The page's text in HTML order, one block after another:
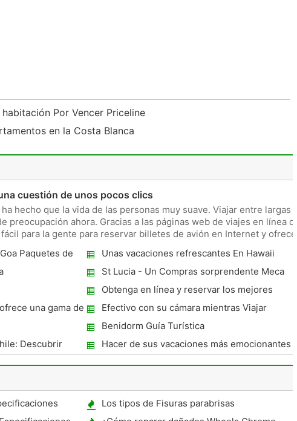
Por Vencer Priceline
en la Costa Blanca
cuestión de unos pocos clics
hecho que la vida de las personas muy suave. Viajar entre largas
preocupación ahora. Gracias a las páginas web de viajes en línea de
para la gente para reservar billetes de avión en Internet y ofrecen
Paquetes de
Unas vacaciones refrescantes En Hawaii
St Lucia - Un Compras sorprendente Meca
Obtenga en línea y reservar los mejores
Hoteles de Italia y Alemania - Su lugar
deseado
una gama de
Efectivo con su cámara mientras Viajar
Benidorm Guía Turística
Descubrir
presupuesto
Hacer de sus vacaciones más emocionantes
en Gran Cayos de Florida
Los tipos de Fisuras parabrisas